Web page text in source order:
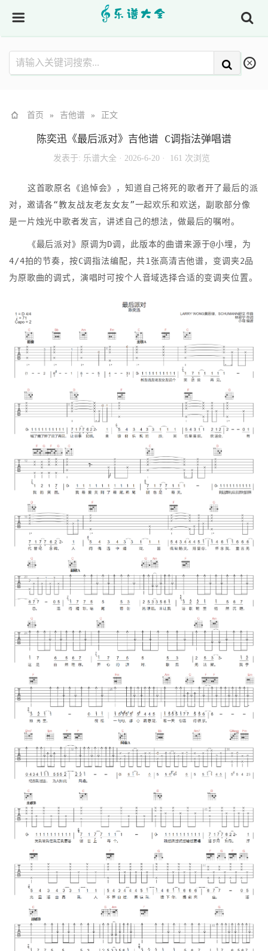
首页 » 吉他谱 » 正文
陈奕迅《最后派对》吉他谱 C调指法弹唱谱
发表于: 乐谱大全 · 2026-6-20 · 161 次浏览
这首歌原名《追悼会》，知道自己将死的歌者开了最后的派
对，邀请各“教友战友老友女友”一起欢乐和欢送，副歌部分像
是一片烛光中歌者发言，讲述自己的想法，做最后的嘱咐。
《最后派对》原调为D调，此版本的曲谱来源于@小埋，为
4/4拍的节奏，按C调指法编配，共1张高清吉他谱，变调夹2品
为原歌曲的调式，演唱时可按个人音域选择合适的变调夹位置。